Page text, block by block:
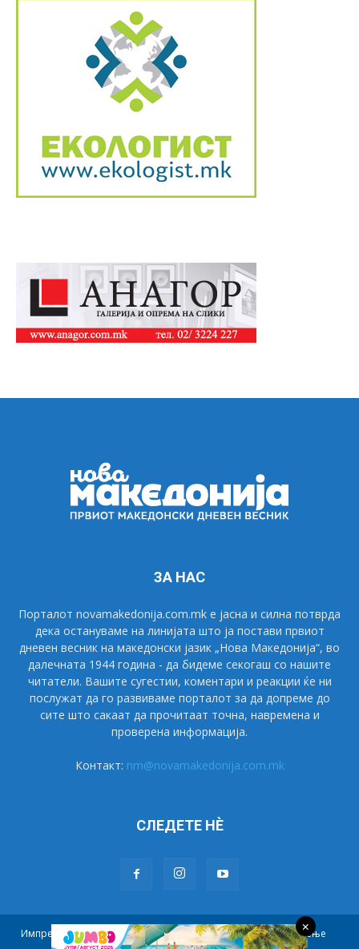
ЗА НАС
Порталот novamakedonija.com.mk е јасна и силна потврда
дека остануваме на линијата што ја постави првиот
дневен весник на македонски јазик „Нова Македонија“, во
далечната 1944 година - да бидеме секогаш со нашите
читатели. Вашите сугестии, коментари и реакции ќе ни
послужат да го развиваме порталот за да допреме до
сите што сакаат да прочитаат точна, навремена и
проверена информација.
Контакт: nm@novamakedonija.com.mk
СЛЕДЕТЕ НÈ
Импресум Маркетинг Претплата
Правила на користење
×